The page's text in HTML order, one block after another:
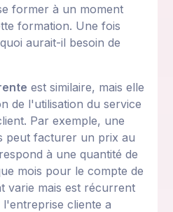
former à un moment
formation. Une fois
aurait-il besoin de
est similaire, mais elle
de l'utilisation du service
Par exemple, une
peut facturer un prix au
à une quantité de
mois pour le compte de
varie mais est récurrent
cliente a